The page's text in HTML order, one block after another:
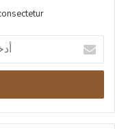
بريدك
الإلكتروني